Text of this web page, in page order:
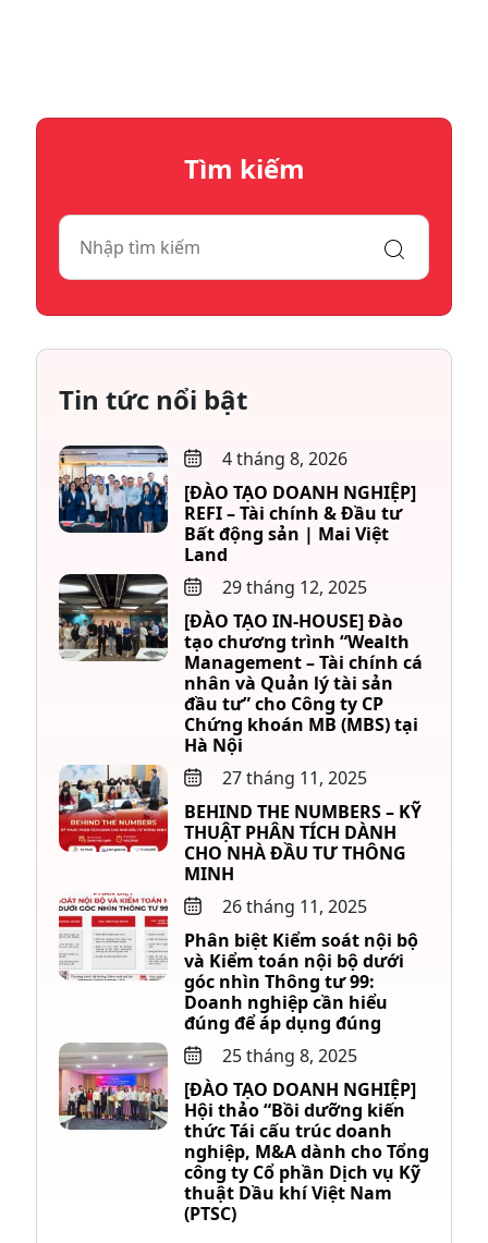
Tìm kiếm
Tin tức nổi bật
4 tháng 8, 2026
[ĐÀO TẠO DOANH NGHIỆP]
REFI – Tài chính & Đầu tư
Bất động sản | Mai Việt
Land
29 tháng 12, 2025
[ĐÀO TẠO IN-HOUSE] Đào
tạo chương trình “Wealth
Management – Tài chính cá
nhân và Quản lý tài sản
đầu tư” cho Công ty CP
Chứng khoán MB (MBS) tại
Hà Nội
27 tháng 11, 2025
BEHIND THE NUMBERS – KỸ
THUẬT PHÂN TÍCH DÀNH
CHO NHÀ ĐẦU TƯ THÔNG
MINH
26 tháng 11, 2025
Phân biệt Kiểm soát nội bộ
và Kiểm toán nội bộ dưới
góc nhìn Thông tư 99:
Doanh nghiệp cần hiểu
đúng để áp dụng đúng
25 tháng 8, 2025
[ĐÀO TẠO DOANH NGHIỆP]
Hội thảo “Bồi dưỡng kiến
thức Tái cấu trúc doanh
nghiệp, M&A dành cho Tổng
công ty Cổ phần Dịch vụ Kỹ
thuật Dầu khí Việt Nam
(PTSC)